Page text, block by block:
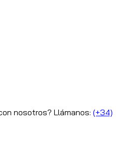
nosotros? Llámanos: (+34)